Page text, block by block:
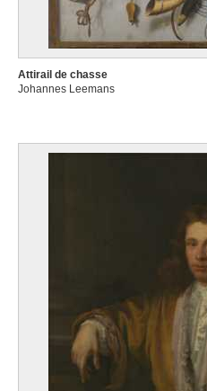
Attirail de chasse
Johannes Leemans